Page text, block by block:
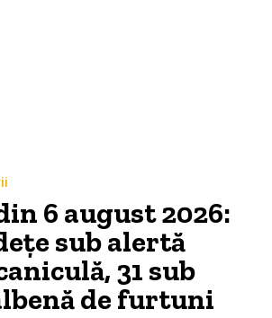
6 august 2026:
sub alertă
31 sub
de furtuni